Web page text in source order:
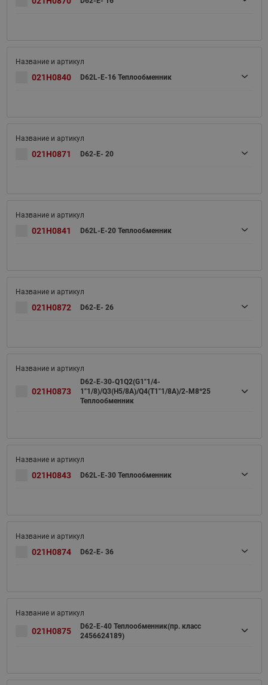
021H0840 D62L-E-16 Теплообменник
021H0871 D62-E- 20
021H0841 D62L-E-20 Теплообменник
021H0872 D62-E- 26
021H0873
D62-E-30-Q1Q2(G1"1/4-
1"1/8)/Q3(H5/8A)/Q4(T1"1/8A)/2-M8*25
Теплообменник
021H0843 D62L-E-30 Теплообменник
021H0874 D62-E- 36
021H0875
D62-E-40 Теплообменник(пр. класс
2456624189)